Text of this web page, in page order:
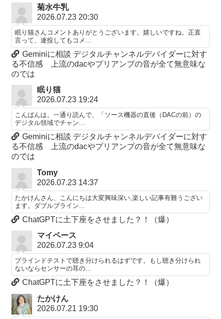
菊水牛乳
2026.07.23 20:30
眠り猫さんコメントありがとうございます。嬉しいですね。正直
言って、連投してもコメ...
Geminiに相談 デジタルチャンネルデバイダーに対す
る不信感 上流のdacやプリアンプの音が全て無意味な
のでは
眠り猫
2026.07.23 19:24
こんばんは。一通り読んで、「ソース機器の直後（DACの前）の
デジタル領域でチャン...
Geminiに相談 デジタルチャンネルデバイダーに対す
る不信感 上流のdacやプリアンプの音が全て無意味な
のでは
Tomy
2026.07.23 14:37
たかけんさん、こんにちは大変興味深い,楽しい記事有難うござい
ます。ダブルブライン...
ChatGPTに土下座をさせました？！（爆）
マイペース
2026.07.23 9:04
ブラインドテストで聴き分けられるはずです。もし聴き分けられ
ないならセンサーの耳の...
ChatGPTに土下座をさせました？！（爆）
たかけん
2026.07.21 19:30